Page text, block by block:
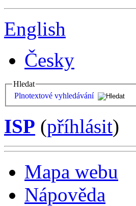
English
Česky
Hledat
Plnotextové vyhledávání
ISP (příhlásit)
Mapa webu
Nápověda